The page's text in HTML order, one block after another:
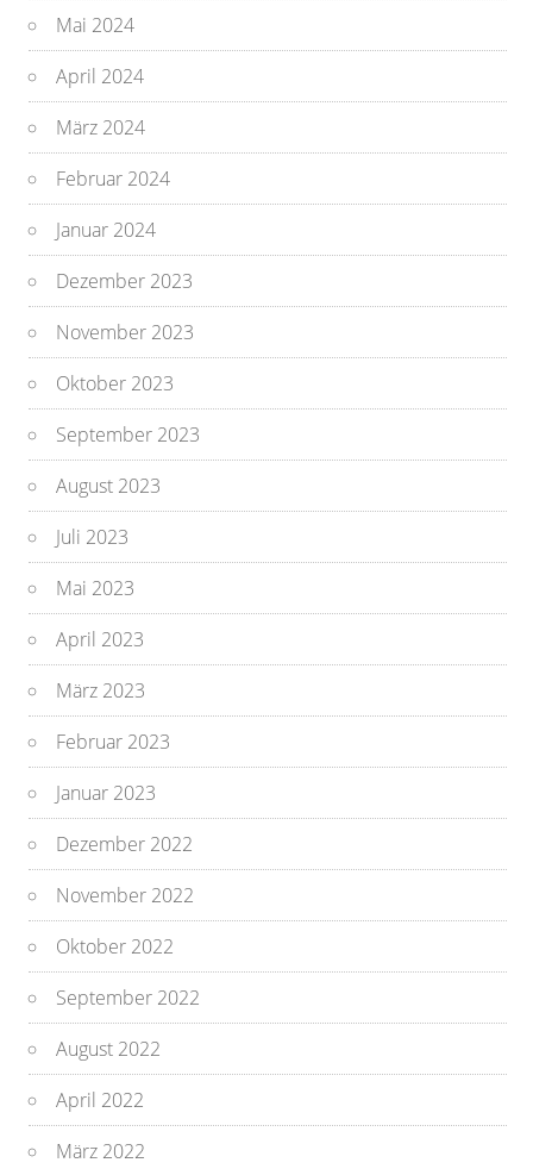
Mai 2024
April 2024
März 2024
Februar 2024
Januar 2024
Dezember 2023
November 2023
Oktober 2023
September 2023
August 2023
Juli 2023
Mai 2023
April 2023
März 2023
Februar 2023
Januar 2023
Dezember 2022
November 2022
Oktober 2022
September 2022
August 2022
April 2022
März 2022